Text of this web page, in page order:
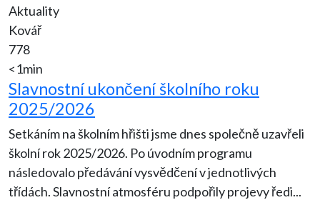
Aktuality
Kovář
778
<1min
Slavnostní ukončení školního roku
2025/2026
Setkáním na školním hřišti jsme dnes společně uzavřeli
školní rok 2025/2026. Po úvodním programu
následovalo předávání vysvědčení v jednotlivých
třídách. Slavnostní atmosféru podpořily projevy ředi...